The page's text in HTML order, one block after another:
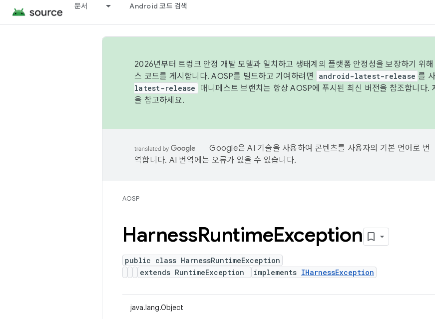
문서 Android 코드 검색
2026년부터 트렁크 안정 개발 모델과 일치하고 생태계의 플랫폼 안정성을 보장하기 위
스 코드를 게시합니다. AOSP를 빌드하고 기여하려면
android-latest-release 를
latest-release
매니페스트 브랜치는 항상 AOSP에 푸시된 최신 버전을 참조합니다.
을 참고하세요.
Google은 AI 기술을 사용하여 콘텐츠를 사용자의 기본 언어로 번
역합니다. AI 번역에는 오류가 있을 수 있습니다.
AOSP
HarnessRuntimeException
public class HarnessRuntimeException
extends RuntimeException
implements IHarnessException
java.lang.Object